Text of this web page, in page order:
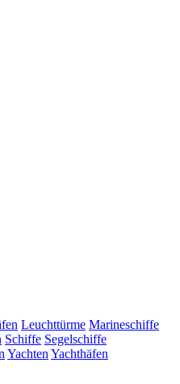
Leuchttürme Marineschiffe
Schiffe Segelschiffe
Yachten Yachthäfen